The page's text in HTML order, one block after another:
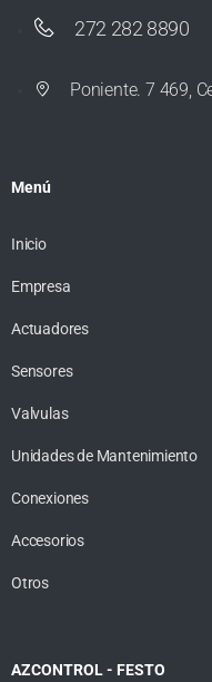
272 282 8890
Poniente. 7 469,
Menú
Inicio
Empresa
Actuadores
Sensores
Valvulas
Unidades de Mantenimiento
Conexiones
Accesorios
Otros
AZCONTROL - FESTO